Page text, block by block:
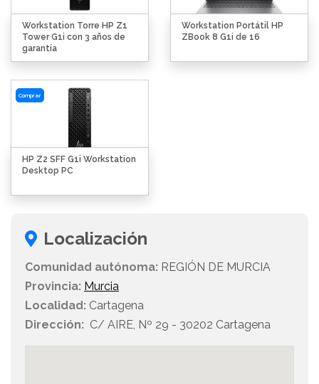
Workstation Torre HP Z1
Tower G1i con 3 años de
garantía
Workstation Portátil HP
ZBook 8 G1i de 16
Comprar
HP Z2 SFF G1i Workstation
Desktop PC
Localización
Comunidad autónoma: REGIÓN DE MURCIA
Provincia: Murcia
Localidad: Cartagena
Dirección: C/ AIRE, Nº 29 - 30202 Cartagena